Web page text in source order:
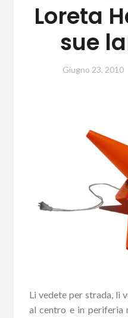
Loreta
sue
Giugno 23, 2010
Li vedete per strada, li
al centro e in periferia